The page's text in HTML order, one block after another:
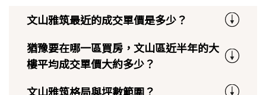
文山雅筑最近的成交單價是多少？
猶豫要在哪一區買房，文山區近半年的大
樓平均成交單價大約多少？
文山雅筑格局與坪數範圍？